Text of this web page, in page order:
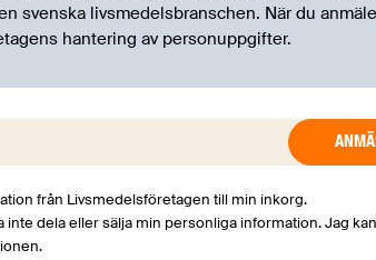
svenska livsmedelsbranschen. När du
hantering av personuppgifter.
från Livsmedelsföretagen till min inkorg.
inte dela eller sälja min personliga information. Jag